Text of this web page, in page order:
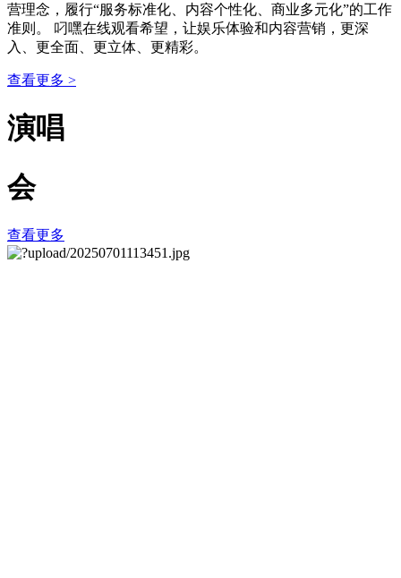
营理念，履行“服务标准化、内容个性化、商业多元化”的工作
准则。 叼嘿在线观看希望，让娱乐体验和内容营销，更深
入、更全面、更立体、更精彩。
查看更多 >
演唱
会
查看更多